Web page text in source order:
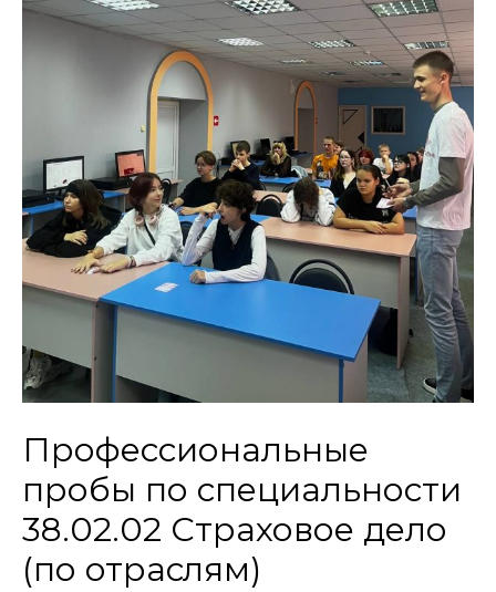
Профессиональные
пробы по специальности
38.02.02 Страховое дело
(по отраслям)